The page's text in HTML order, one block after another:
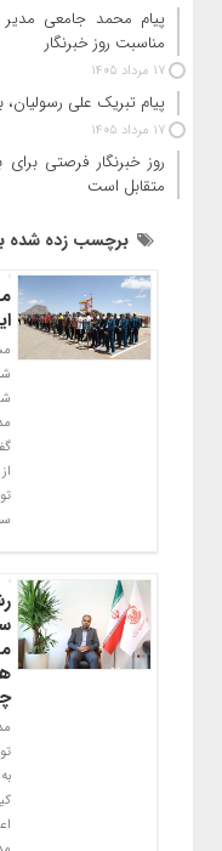
پیام محمد جامعی
مناسبت روز خبرنگار
17 مرداد 1405
پیام تبریک علی رسولیان، به مناسبت
17 مرداد 1405
روز خبرنگار فرصتی برای
متقابل است
برچسب زده شده